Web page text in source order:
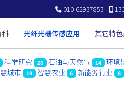
010-62937853
科 光纤光栅传感应用 其它特
科学研究 26 石油与天然气 14 环境
城市 19 智慧农业 6 新能源行业 8